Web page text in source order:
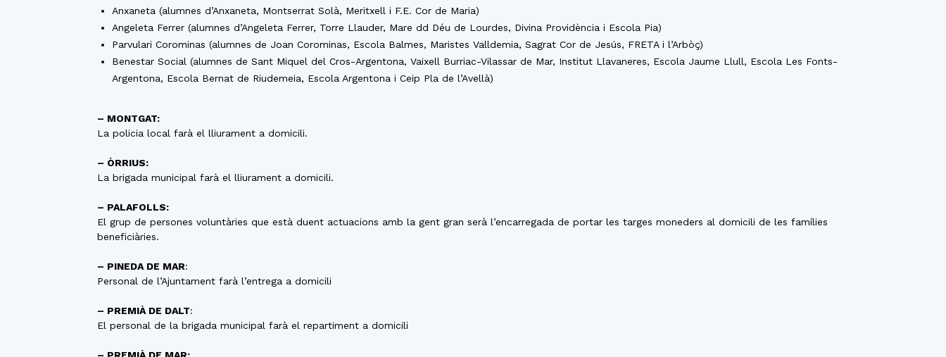
Anxaneta (alumnes d’Anxaneta, Montserrat Solà, Meritxell i F.E. Cor de Maria)
Angeleta Ferrer (alumnes d’Angeleta Ferrer, Torre Llauder, Mare dd Déu de Lourdes, Divina Providència i Escola Pia)
Parvulari Corominas (alumnes de Joan Corominas, Escola Balmes, Maristes Valldemia, Sagrat Cor de Jesús, FRETA i l’Arbòç)
Benestar Social (alumnes de Sant Miquel del Cros-Argentona, Vaixell Burriac-Vilassar de Mar, Institut Llavaneres, Escola Jaume Llull, Escola Les Fonts-
Argentona, Escola Bernat de Riudemeia, Escola Argentona i Ceip Pla de l’Avellà)
– MONTGAT:
La policia local farà el lliurament a domicili.
– ÒRRIUS:
La brigada municipal farà el lliurament a domicili.
– PALAFOLLS:
El grup de persones voluntàries que està duent actuacions amb la gent gran serà l’encarregada de portar les targes moneders al domicili de les famílies
beneficiàries.
– PINEDA DE MAR:
Personal de l’Ajuntament farà l’entrega a domicili
– PREMIÀ DE DALT:
El personal de la brigada municipal farà el repartiment a domicili